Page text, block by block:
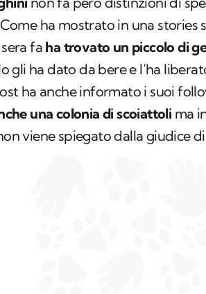
ha mostrato in una stories
faha trovato un piccolo di
gli ha dato da bere e l’ha
ha anche informato i suoi
una colonia di scoiattoli ma
viene spiegato dalla giudice di